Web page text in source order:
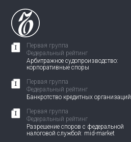
Первая группа
Федеральный рейтинг
Арбитражное судопроизводство:
корпоративные споры
Первая группа
Федеральный рейтинг
Банкротство кредитных организаций
Первая группа
Федеральный рейтинг
Разрешение споров с федеральной
налоговой службой: mid-market